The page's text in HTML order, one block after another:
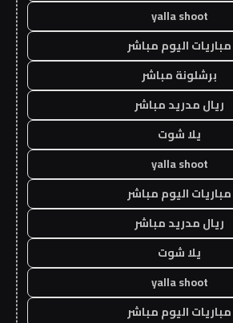
yalla shoot
مباريات اليوم مباشر
برشلونة مباشر
ريال مدريد مباشر
يلا شوت
yalla shoot
مباريات اليوم مباشر
ريال مدريد مباشر
يلا شوت
yalla shoot
مباريات اليوم مباشر